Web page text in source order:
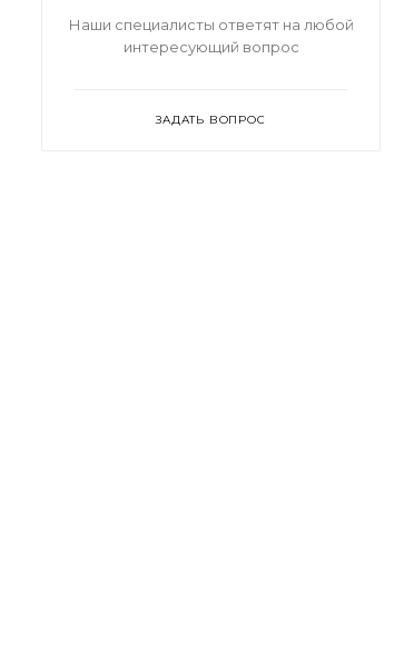
Наши специалисты ответят на любой
интересующий вопрос
ЗАДАТЬ ВОПРОС